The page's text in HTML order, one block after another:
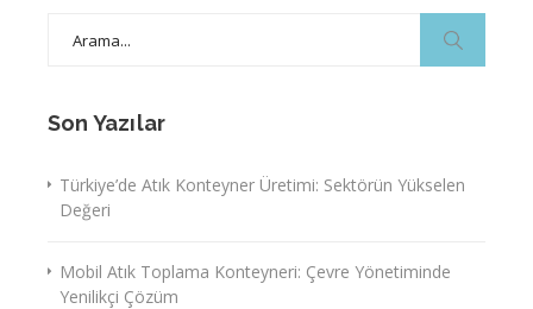
Son Yazılar
Türkiye’de Atık Konteyner Üretimi: Sektörün Yükselen
Değeri
Mobil Atık Toplama Konteyneri: Çevre Yönetiminde
Yenilikçi Çözüm